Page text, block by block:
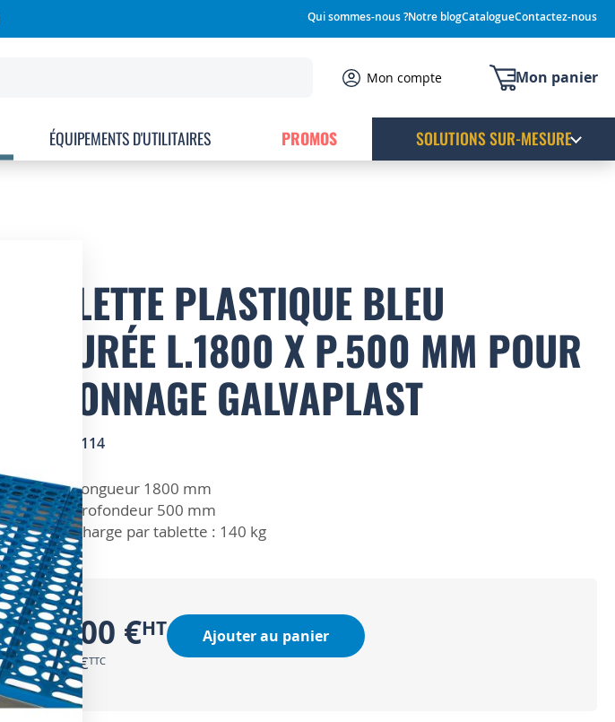
Qui sommes-nous ?Notre blogCatalogueContactez-nous
Mon panier
Mon compte
ÉQUIPEMENTS D'UTILITAIRES PROMOS SOLUTIONS SUR-MESURE
TABLETTE PLASTIQUE BLEU
AJOURÉE L.1800 X P.500 MM POUR
RAYONNAGE GALVAPLAST
1900114
ZOOM SURLongueur 1800 mm
Profondeur 500 mm
Charge par tablette : 140 kg
54,00 €
64,80 €
Ajouter au panier